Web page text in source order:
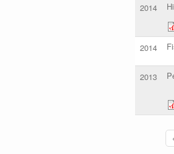
2014
2014
2013